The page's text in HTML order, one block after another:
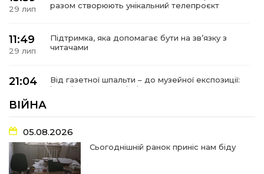
29 лип
разом створюють унікальний телепроєкт
11:49
29 лип
Підтримка, яка допомагає бути на зв’язку з
читачами
21:04
Від газетної шпальти – до музейної експозиції:
історії Героїв Барвінківщини стали частиною
17:18
27 лип
У Барвінківській громаді вшанували людей
найгуманнішої професії
16:29
Медики Барвінківської громади
ВІЙНА
05.08.2026
Сьогоднішній ранок приніс нам біду